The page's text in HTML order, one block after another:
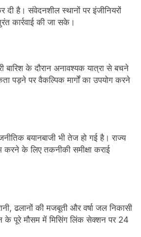
दी है। संवेदनशील स्थानों पर इंजीनियरों
कार्रवाई की जा सके।
बारिश के दौरान अनावश्यक यात्रा से बचने
पड़ने पर वैकल्पिक मार्गों का उपयोग करने
बयानबाजी भी तेज हो गई है। राज्य
करने के लिए तकनीकी समीक्षा कराई
ढलानों की मजबूती और वर्षा जल निकासी
के पूरे मौसम में मिसिंग लिंक सेक्शन पर 24